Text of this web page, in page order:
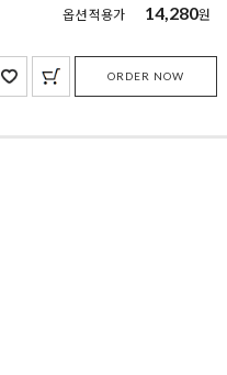
옵션 적용가 14,280원
ORDER NOW